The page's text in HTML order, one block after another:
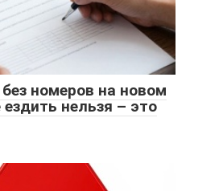
номеров на новом
нельзя – это